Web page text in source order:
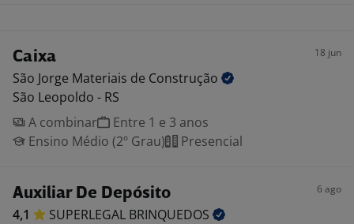
Caixa 18 jun
São Jorge Materiais de Construção
São Leopoldo - RS
A combinar
Entre 1 e 3 anos
Ensino Médio (2º Grau)
Presencial
Auxiliar De Depósito 6 ago
4,1 SUPERLEGAL BRINQUEDOS